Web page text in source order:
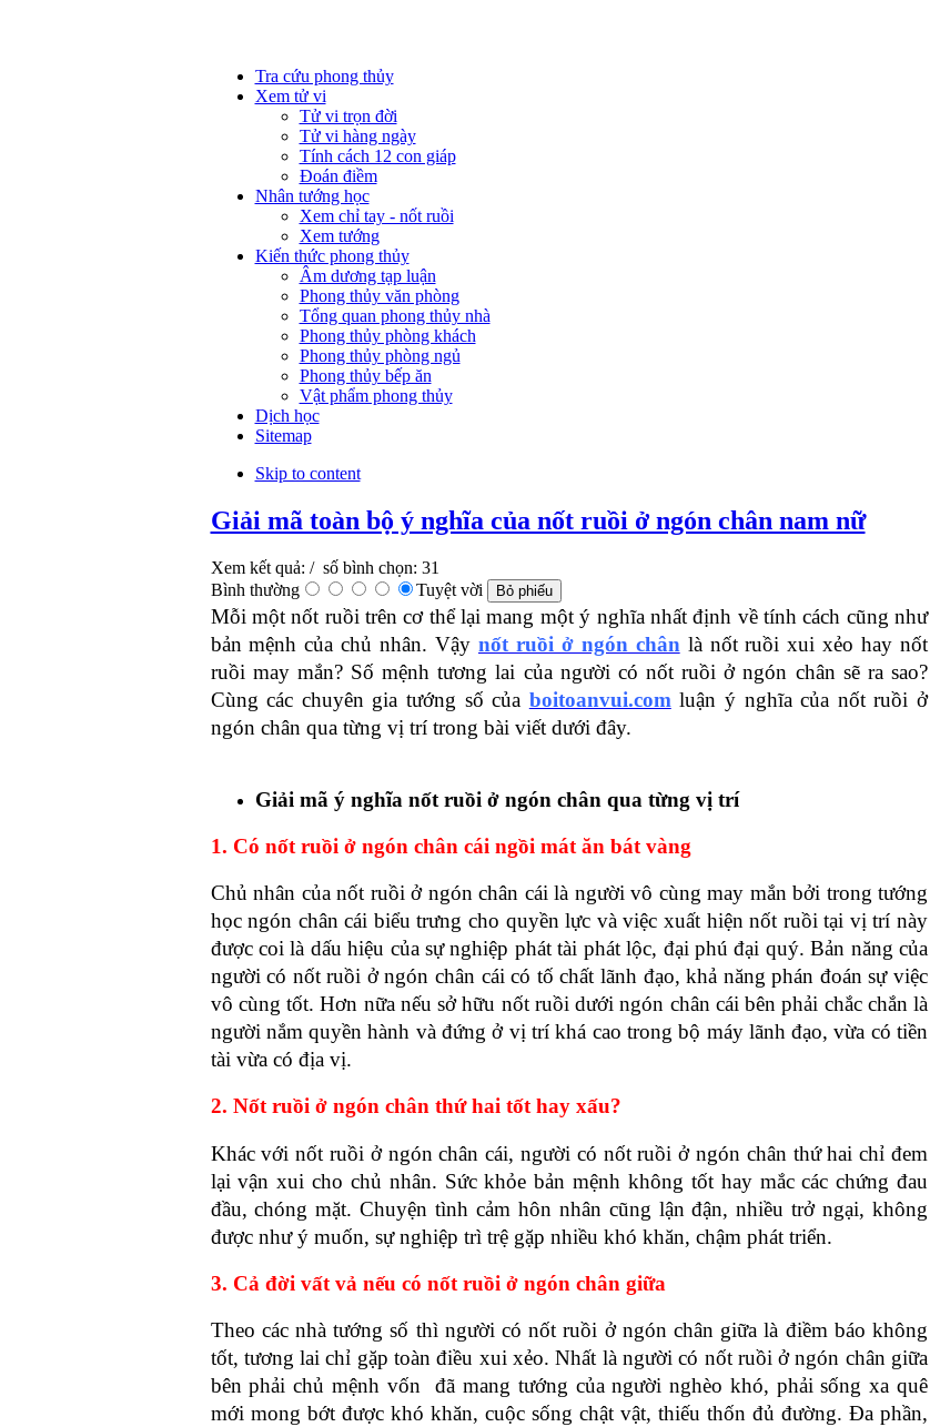
Tra cứu phong thủy
Xem tử vi
Tử vi trọn đời
Tử vi hàng ngày
Tính cách 12 con giáp
Đoán điềm
Nhân tướng học
Xem chỉ tay - nốt ruồi
Xem tướng
Kiến thức phong thủy
Âm dương tạp luận
Phong thủy văn phòng
Tổng quan phong thủy nhà
Phong thủy phòng khách
Phong thủy phòng ngủ
Phong thủy bếp ăn
Vật phẩm phong thủy
Dịch học
Sitemap
Skip to content
Giải mã toàn bộ ý nghĩa của nốt ruồi ở ngón chân nam nữ
Xem kết quả: / số bình chọn: 31
Bình thường
Tuyệt vời
Mỗi một nốt ruồi trên cơ thể lại mang một ý nghĩa nhất định về tính cách cũng như
bản mệnh của chủ nhân. Vậy nốt ruồi ở ngón chân là nốt ruồi xui xẻo hay nốt
ruồi may mắn? Số mệnh tương lai của người có nốt ruồi ở ngón chân sẽ ra sao?
Cùng các chuyên gia tướng số của boitoanvui.com luận ý nghĩa của nốt ruồi ở
ngón chân qua từng vị trí trong bài viết dưới đây.
Giải mã ý nghĩa nốt ruồi ở ngón chân qua từng vị trí
1. Có nốt ruồi ở ngón chân cái ngồi mát ăn bát vàng
Chủ nhân của nốt ruồi ở ngón chân cái là người vô cùng may mắn bởi trong tướng
học ngón chân cái biểu trưng cho quyền lực và việc xuất hiện nốt ruồi tại vị trí này
được coi là dấu hiệu của sự nghiệp phát tài phát lộc, đại phú đại quý. Bản năng của
người có nốt ruồi ở ngón chân cái có tố chất lãnh đạo, khả năng phán đoán sự việc
vô cùng tốt. Hơn nữa nếu sở hữu nốt ruồi dưới ngón chân cái bên phải chắc chắn là
người nắm quyền hành và đứng ở vị trí khá cao trong bộ máy lãnh đạo, vừa có tiền
tài vừa có địa vị.
2. Nốt ruồi ở ngón chân thứ hai tốt hay xấu?
Khác với nốt ruồi ở ngón chân cái, người có nốt ruồi ở ngón chân thứ hai chỉ đem
lại vận xui cho chủ nhân. Sức khỏe bản mệnh không tốt hay mắc các chứng đau
đầu, chóng mặt. Chuyện tình cảm hôn nhân cũng lận đận, nhiều trở ngại, không
được như ý muốn, sự nghiệp trì trệ gặp nhiều khó khăn, chậm phát triển.
3. Cả đời vất vả nếu có nốt ruồi ở ngón chân giữa
Theo các nhà tướng số thì người có nốt ruồi ở ngón chân giữa là điềm báo không
tốt, tương lai chỉ gặp toàn điều xui xẻo. Nhất là người có nốt ruồi ở ngón chân giữa
bên phải chủ mệnh vốn  đã mang tướng của người nghèo khó, phải sống xa quê
mới mong bớt được khó khăn, cuộc sống chật vật, thiếu thốn đủ đường. Đa phần,